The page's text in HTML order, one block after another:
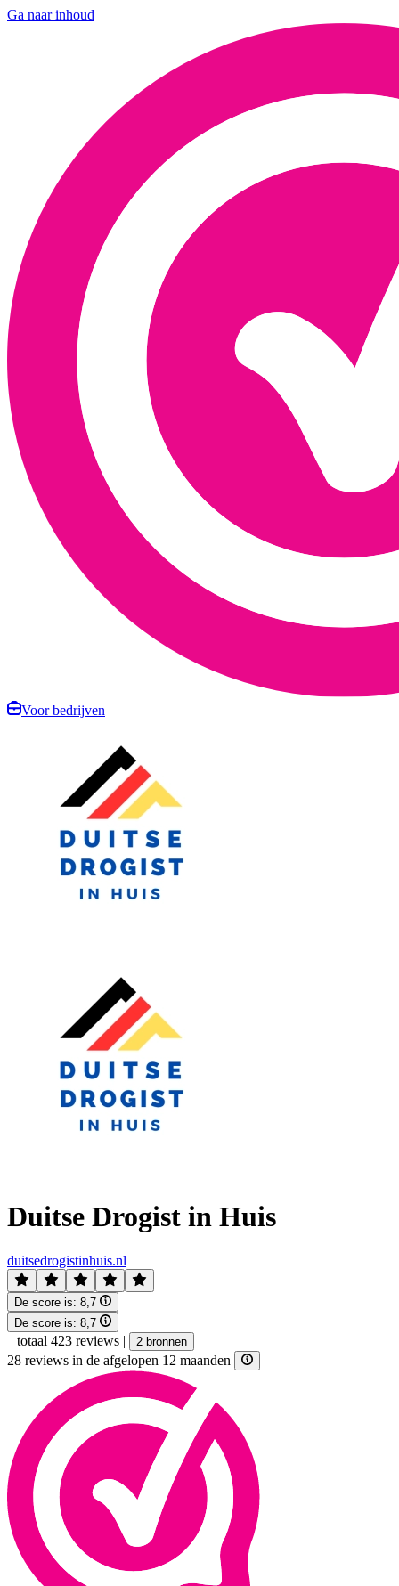
Ga naar inhoud
Voor bedrijven
Duitse Drogist in Huis
duitsedrogistinhuis.nl
De score is: 8,7
De score is: 8,7
| totaal 423 reviews | 2 bronnen
28 reviews in de afgelopen 12 maanden